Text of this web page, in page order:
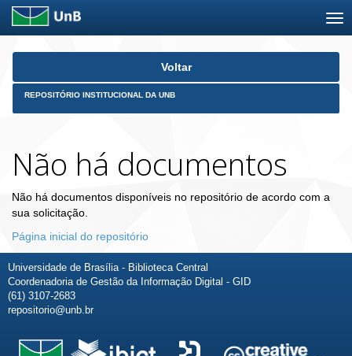
Skip
Voltar
REPOSITÓRIO INSTITUCIONAL DA UNB
Não há documentos
Não há documentos disponíveis no repositório de acordo com a
sua solicitação.
Página inicial do repositório
Universidade de Brasília - Biblioteca Central
Coordenadoria de Gestão da Informação Digital - GID
(61) 3107-2683
repositorio@unb.br